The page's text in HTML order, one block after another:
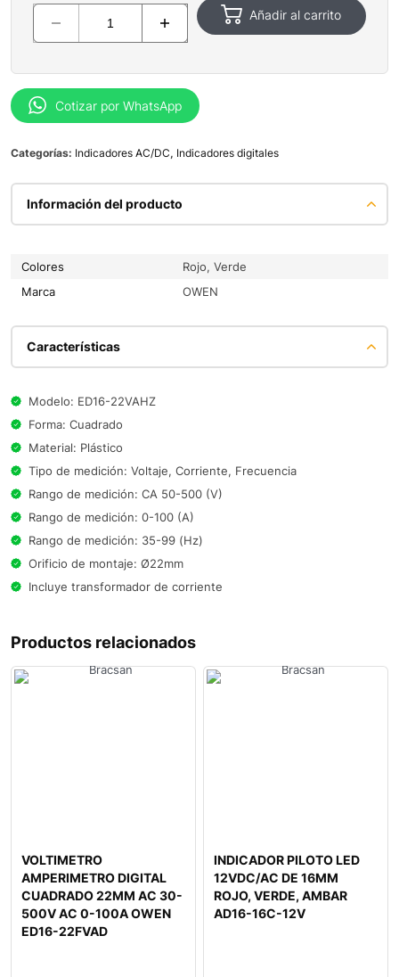
Añadir al carrito
Cotizar por WhatsApp
Categorías: Indicadores AC/DC, Indicadores digitales
Información del producto
Colores
Rojo, Verde
Marca
OWEN
Características
Modelo: ED16-22VAHZ
Forma: Cuadrado
Material: Plástico
Tipo de medición: Voltaje, Corriente, Frecuencia
Rango de medición: CA 50-500 (V)
Rango de medición: 0-100 (A)
Rango de medición: 35-99 (Hz)
Orificio de montaje: Ø22mm
Incluye transformador de corriente
Productos relacionados
VOLTIMETRO
AMPERIMETRO DIGITAL
CUADRADO 22MM AC 30-
500V AC 0-100A OWEN
ED16-22FVAD
INDICADOR PILOTO LED
12VDC/AC DE 16MM
ROJO, VERDE, AMBAR
AD16-16C-12V